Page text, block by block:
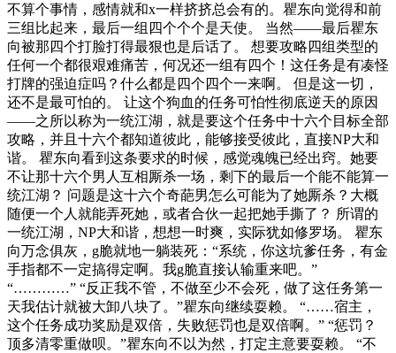
不算个事情，感情就和x一样挤挤总会有的。瞿东向觉得和前
三组比起来，最后一组四个个个是天使。 当然——最后瞿东
向被那四个打脸打得最狠也是后话了。 想要攻略四组类型的
任何一个都很艰难痛苦，何况还一组有四个！这任务是有凑怪
打牌的强迫症吗？什么都是四个四个一来啊。 但是这一切，
还不是最可怕的。 让这个狗血的任务可怕性彻底逆天的原因
——之所以称为一统江湖，就是要这个任务中十六个目标全部
攻略，并且十六个都知道彼此，能够接受彼此，直接NP大和
谐。 瞿东向看到这条要求的时候，感觉魂魄已经出窍。她要
不让那十六个男人互相厮杀一场，剩下的最后一个能不能算一
统江湖？ 问题是这十六个奇葩男怎么可能为了她厮杀？大概
随便一个人就能弄死她，或者合伙一起把她手撕了？ 所谓的
一统江湖，NP大和谐，想想一时爽，实际犹如修罗场。 瞿东
向万念俱灰，g脆就地一躺装死：“系统，你这坑爹任务，有金
手指都不一定搞得定啊。我g脆直接认输重来吧。”
“…………” “反正我不管，不做至少不会死，做了这任务第一
天我估计就被大卸八块了。”瞿东向继续耍赖。 “……宿主，
这个任务成功奖励是双倍，失败惩罚也是双倍啊。” “惩罚？
顶多清零重做呗。”瞿东向不以为然，打定主意要耍赖。 “不